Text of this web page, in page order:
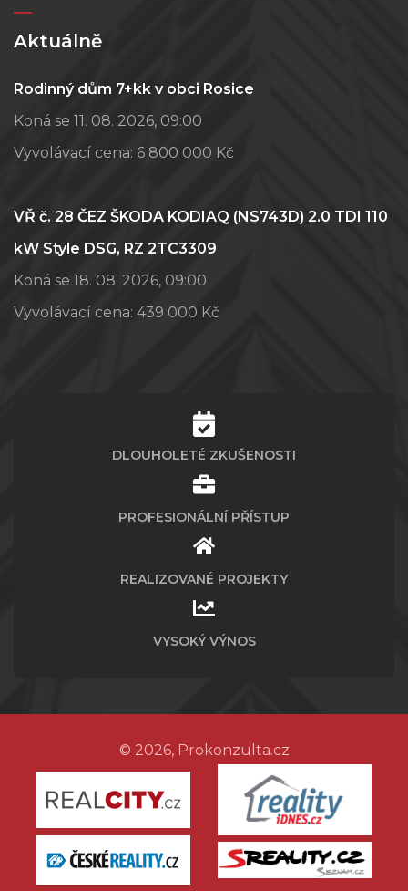
Aktuálně
Rodinný dům 7+kk v obci Rosice
Koná se 11. 08. 2026, 09:00
Vyvolávací cena: 6 800 000 Kč
VŘ č. 28 ČEZ ŠKODA KODIAQ (NS743D) 2.0 TDI 110
kW Style DSG, RZ 2TC3309
Koná se 18. 08. 2026, 09:00
Vyvolávací cena: 439 000 Kč
DLOUHOLETÉ ZKUŠENOSTI
PROFESIONÁLNÍ PŘÍSTUP
REALIZOVANÉ PROJEKTY
VYSOKÝ VÝNOS
© 2026, Prokonzulta.cz